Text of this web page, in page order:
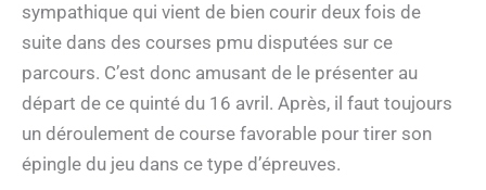
sympathique qui vient de bien courir deux fois de
suite dans des courses pmu disputées sur ce
parcours. C’est donc amusant de le présenter au
départ de ce quinté du 16 avril. Après, il faut toujours
un déroulement de course favorable pour tirer son
épingle du jeu dans ce type d’épreuves.